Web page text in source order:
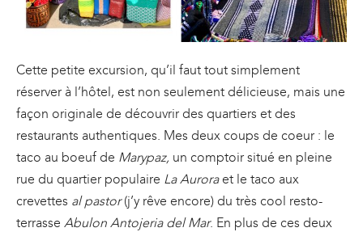
Cette petite excursion, qu’il faut tout simplement
réserver à l’hôtel, est non seulement délicieuse, mais une
façon originale de découvrir des quartiers et des
restaurants authentiques. Mes deux coups de coeur : le
taco au boeuf de Marypaz, un comptoir situé en pleine
rue du quartier populaire La Auroraet le taco aux
crevettes al pastor(j’y rêve encore) du très cool resto-
terrasse Abulon Antojeria del Mar. En plus de ces deux